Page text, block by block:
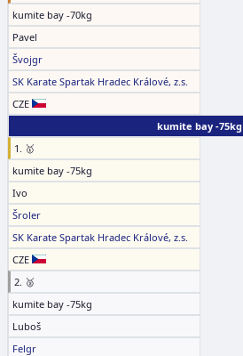
kumite bay -70kg
Pavel
Švojgr
SK Karate Spartak Hradec Králové, z.s.
CZE
kumite bay -75kg
1. 🥇
kumite bay -75kg
Ivo
Šroler
SK Karate Spartak Hradec Králové, z.s.
CZE
2. 🥈
kumite bay -75kg
Luboš
Felgr